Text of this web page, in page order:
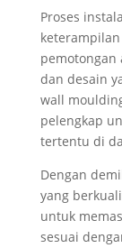
Proses
pemotongan
dan desain
wall
pelengkap
tertentu di
Dengan
yang
untuk
sesuai